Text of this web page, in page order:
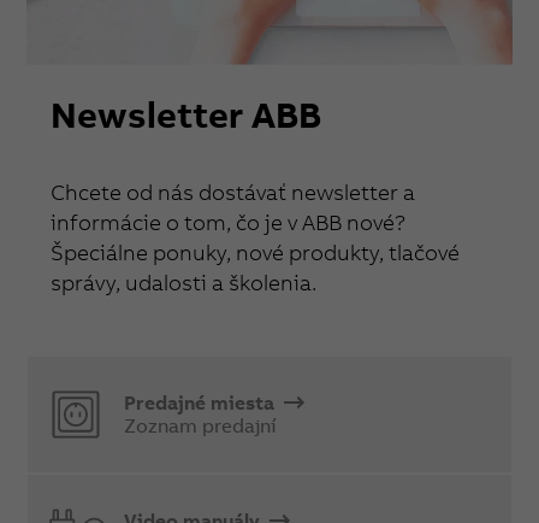
Newsletter ABB
Chcete od nás dostávať newsletter a
informácie o tom, čo je v ABB nové?
Špeciálne ponuky, nové produkty, tlačové
správy, udalosti a školenia.
Predajné miesta
Zoznam predajní